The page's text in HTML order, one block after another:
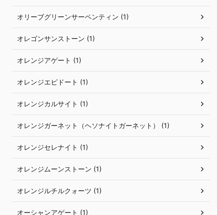
オリーブグリーンサーペンティン (1)
オレゴンサンストーン (1)
オレンジアゲート (1)
オレンジエピドート (1)
オレンジカルサイト (1)
オレンジガーネット（ヘソナイトガーネット） (1)
オレンジセレナイト (1)
オレンジムーンストーン (1)
オレンジルチルクォーツ (1)
オーシャンアゲート (1)